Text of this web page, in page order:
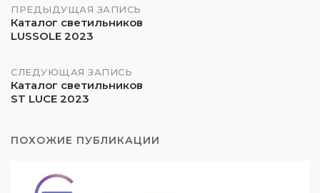
Навигация
по
записям
ПРЕДЫДУЩАЯ ЗАПИСЬ
Каталог светильников
LUSSOLE 2023
СЛЕДУЮЩАЯ ЗАПИСЬ
Каталог светильников
ST LUCE 2023
ПОХОЖИЕ ПУБЛИКАЦИИ